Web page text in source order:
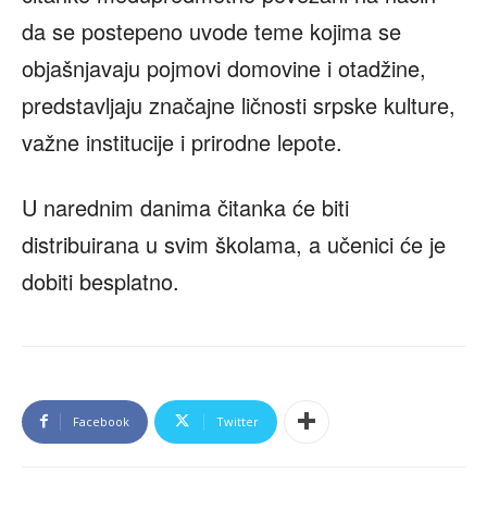
da se postepeno uvode teme kojima se
objašnjavaju pojmovi domovine i otadžine,
predstavljaju značajne ličnosti srpske kulture,
važne institucije i prirodne lepote.
U narednim danima čitanka će biti
distribuirana u svim školama, a učenici će je
dobiti besplatno.
Facebook Twitter